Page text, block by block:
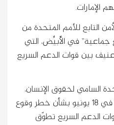
الإمارات.
التابع للأمم المتحدة من
في الأُبيِّض، التي
بين قوات الدعم السريع
السامي لحقوق الإنسان،
فولكر تورك، “تحذيرًا شديدًا” في 18 يونيو بشأن خطر وقوع
الدعم السريع تطوّق